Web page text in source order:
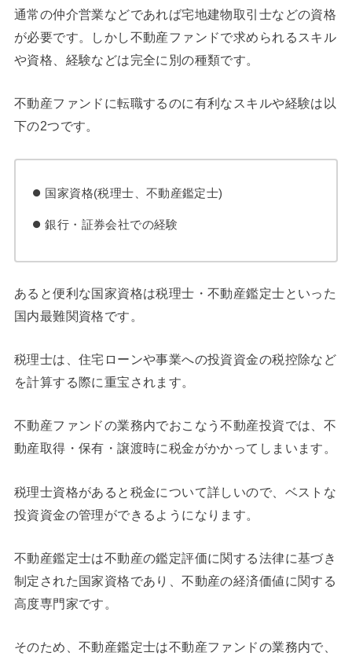
通常の仲介営業などであれば宅地建物取引士などの資格
が必要です。しかし不動産ファンドで求められるスキル
や資格、経験などは完全に別の種類です。
不動産ファンドに転職するのに有利なスキルや経験は以
下の2つです。
国家資格(税理士、不動産鑑定士)
銀行・証券会社での経験
あると便利な国家資格は税理士・不動産鑑定士といった
国内最難関資格です。
税理士は、住宅ローンや事業への投資資金の税控除など
を計算する際に重宝されます。
不動産ファンドの業務内でおこなう不動産投資では、不
動産取得・保有・譲渡時に税金がかかってしまいます。
税理士資格があると税金について詳しいので、ベストな
投資資金の管理ができるようになります。
不動産鑑定士は不動産の鑑定評価に関する法律に基づき
制定された国家資格であり、不動産の経済価値に関する
高度専門家です。
そのため、不動産鑑定士は不動産ファンドの業務内で、